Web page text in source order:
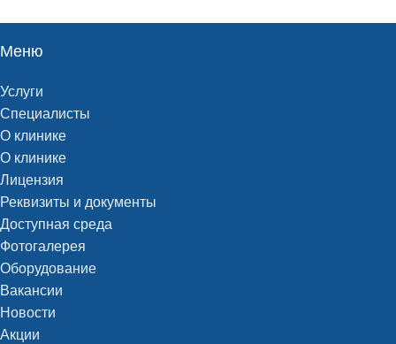
Меню
Услуги
Специалисты
О клинике
О клинике
Лицензия
Реквизиты и документы
Доступная среда
Фотогалерея
Оборудование
Вакансии
Новости
Акции